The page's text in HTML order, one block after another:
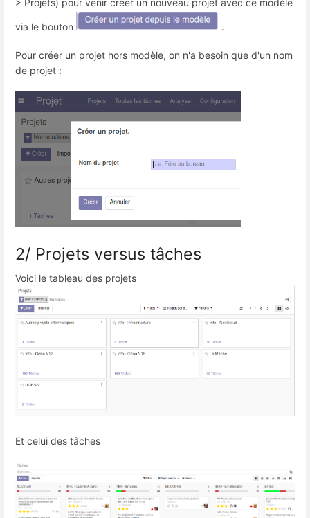
via le bouton .
Pour créer un projet hors modèle, on n'a besoin que d'un nom
de projet :
2/ Projets versus tâches
Voici le tableau des projets
Et celui des tâches